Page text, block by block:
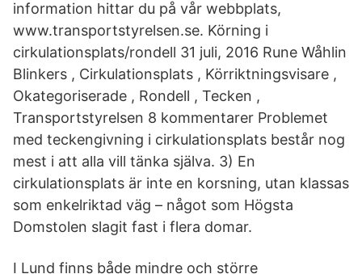
information hittar du på vår webbplats,
www.transportstyrelsen.se. Körning i
cirkulationsplats/rondell 31 juli, 2016 Rune Wåhlin
Blinkers , Cirkulationsplats , Körriktningsvisare ,
Okategoriserade , Rondell , Tecken ,
Transportstyrelsen 8 kommentarer Problemet
med teckengivning i cirkulationsplats består nog
mest i att alla vill tänka själva. 3) En
cirkulationsplats är inte en korsning, utan klassas
som enkelriktad väg – något som Högsta
Domstolen slagit fast i flera domar.
I Lund finns både mindre och större